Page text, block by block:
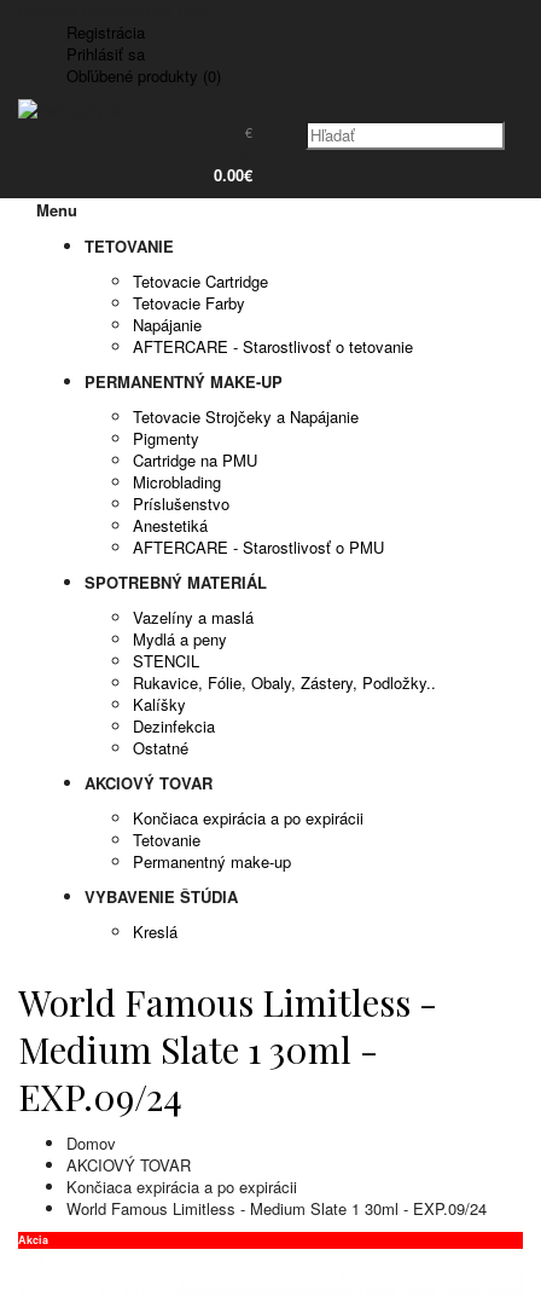
Registrácia
Prihlásiť sa
Obľúbené produkty (0)
€
0.00€
Menu
TETOVANIE
Tetovacie Cartridge
Tetovacie Farby
Napájanie
AFTERCARE - Starostlivosť o tetovanie
PERMANENTNÝ MAKE-UP
Tetovacie Strojčeky a Napájanie
Pigmenty
Cartridge na PMU
Microblading
Príslušenstvo
Anestetiká
AFTERCARE - Starostlivosť o PMU
SPOTREBNÝ MATERIÁL
Vazelíny a maslá
Mydlá a peny
STENCIL
Rukavice, Fólie, Obaly, Zástery, Podložky..
Kalíšky
Dezinfekcia
Ostatné
AKCIOVÝ TOVAR
Končiaca expirácia a po expirácii
Tetovanie
Permanentný make-up
VYBAVENIE ŠTÚDIA
Kreslá
World Famous Limitless -
Medium Slate 1 30ml -
EXP.09/24
Domov
AKCIOVÝ TOVAR
Končiaca expirácia a po expirácii
World Famous Limitless - Medium Slate 1 30ml - EXP.09/24
Akcia